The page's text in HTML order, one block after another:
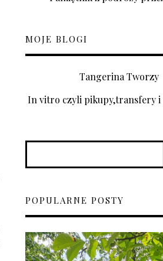
MOJE BLOGI
Tangerina Tworzy
In vitro czyli pikupy,transfery i
POPULARNE POSTY